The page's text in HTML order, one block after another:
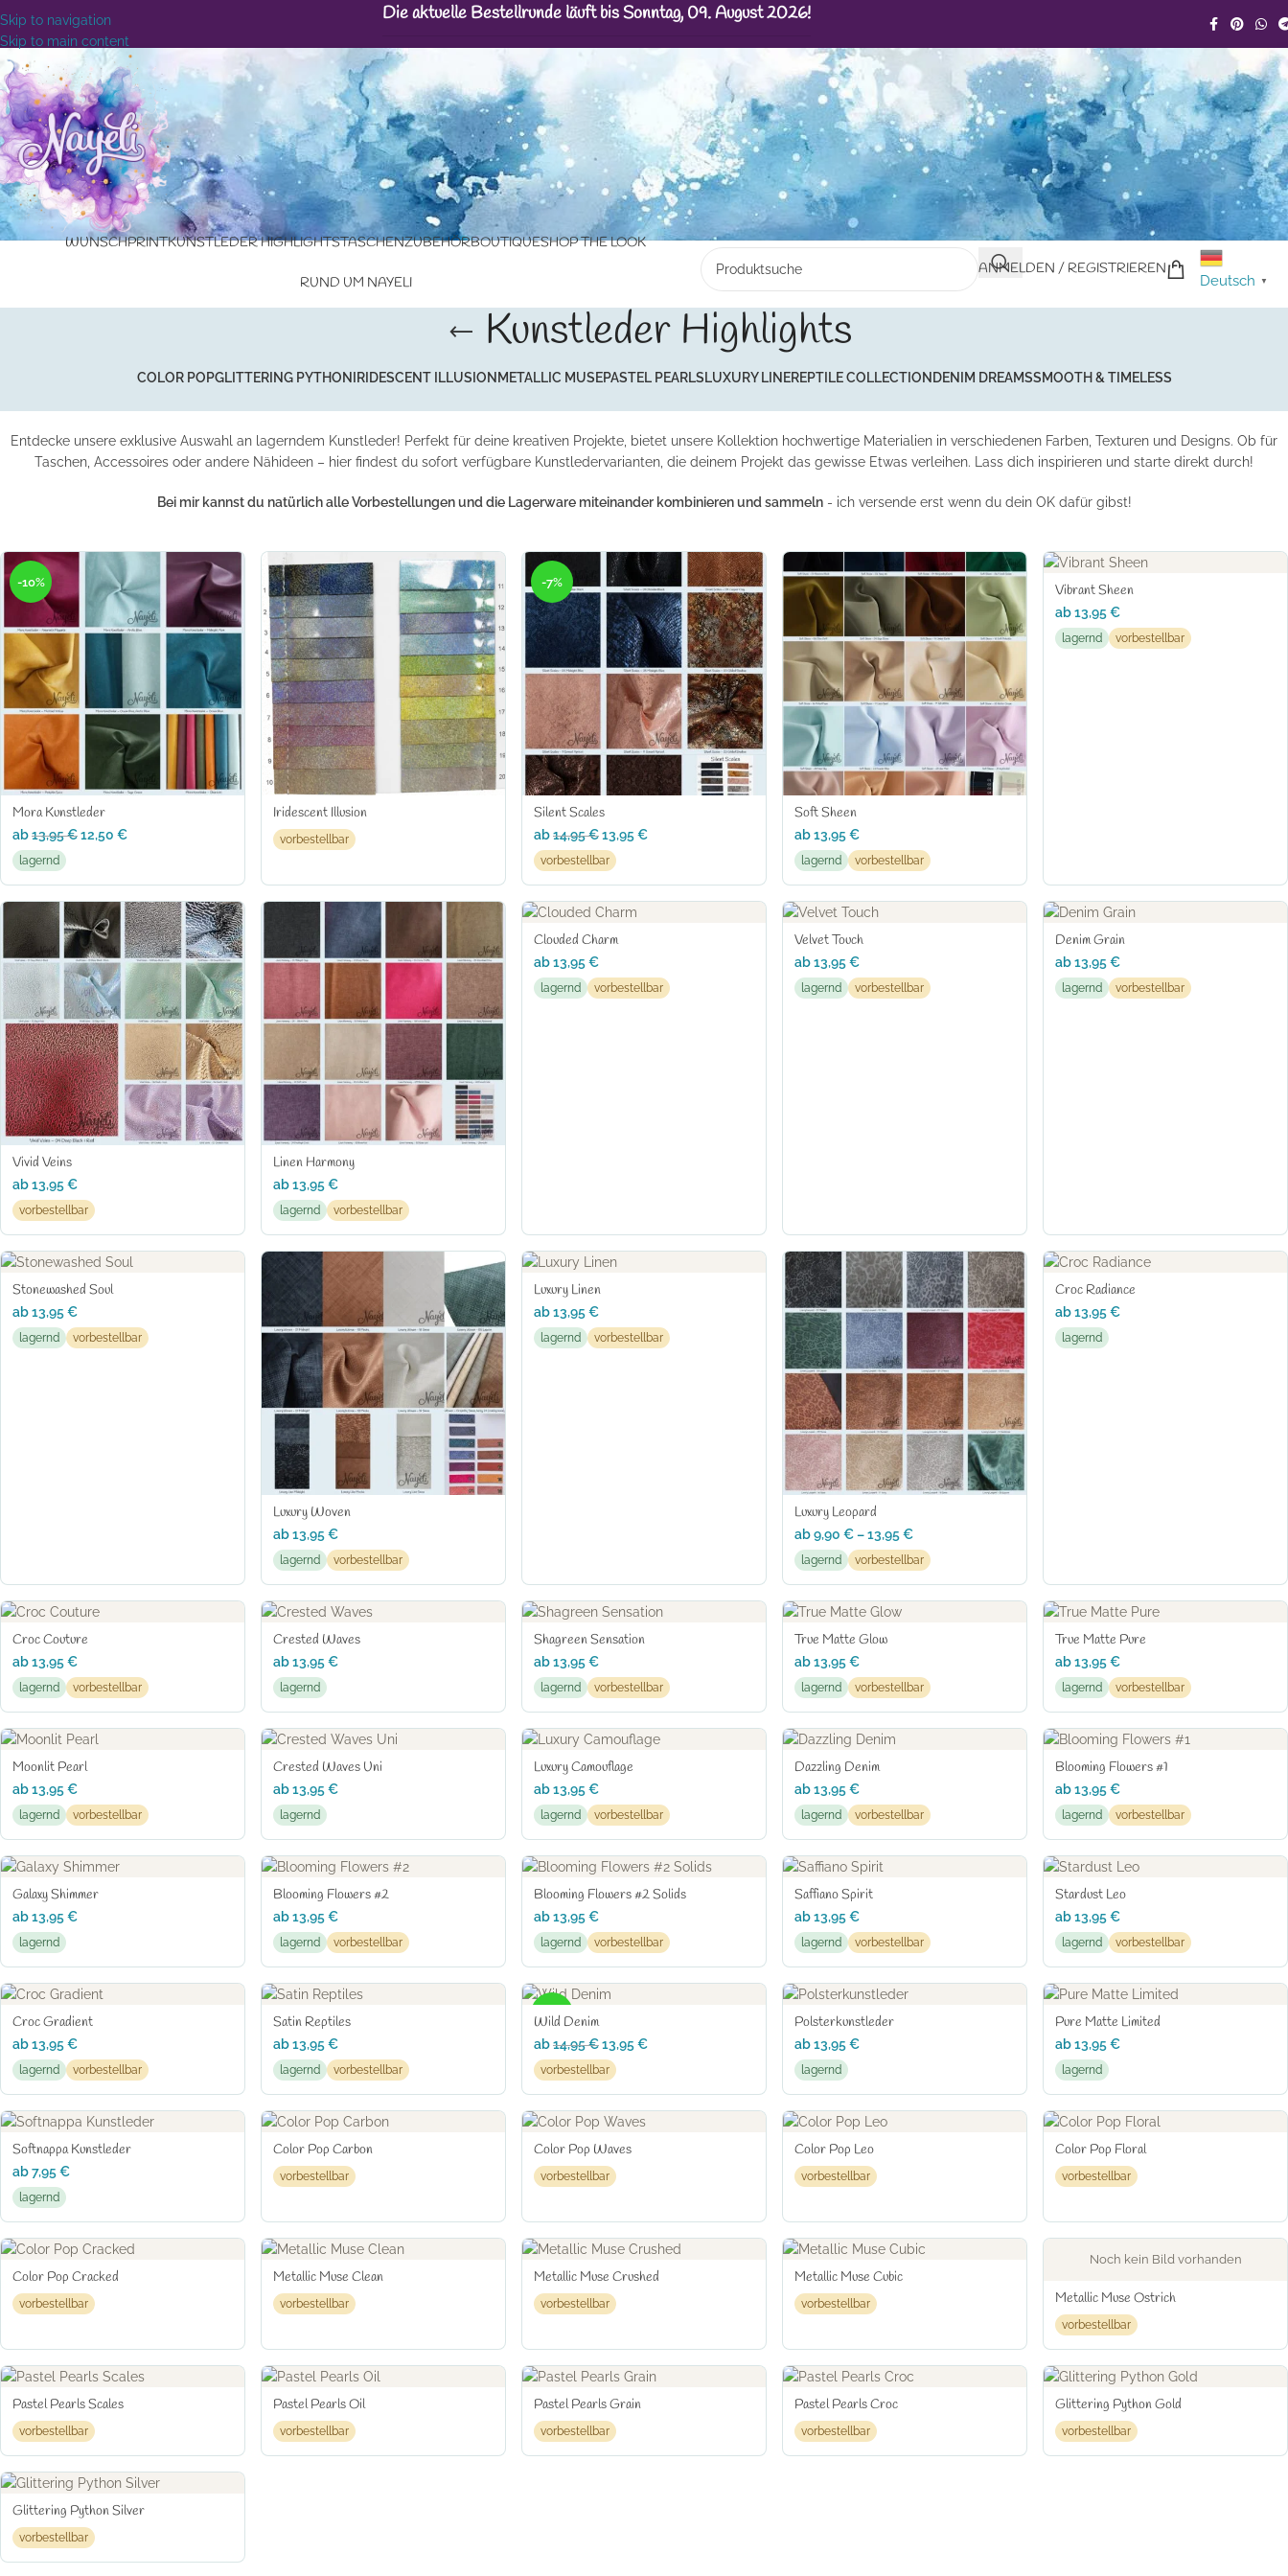
Skip to navigation
Skip to main content
Die aktuelle Bestellrunde läuft bis Sonntag, 09. August 2026!
WUNSCHPRINTKUNSTLEDER HIGHLIGHTSTASCHENZUBEHÖRBOUTIQUESHOP THE LOOK
RUND UM NAYELI
ANMELDEN / REGISTRIEREN
Deutsch ▼
Kunstleder Highlights
COLOR POPGLITTERING PYTHONIRIDESCENT ILLUSIONMETALLIC MUSEPASTEL PEARLSLUXURY LINEREPTILE COLLECTIONDENIM DREAMSSMOOTH & TIMELESS
Entdecke unsere exklusive Auswahl an lagerndem Kunstleder! Perfekt für deine kreativen Projekte, bietet unsere Kollektion hochwertige Materialien in verschiedenen Farben, Texturen und Designs. Ob für
Taschen, Accessoires oder andere Nähideen – hier findest du sofort verfügbare Kunstledervarianten, die deinem Projekt das gewisse Etwas verleihen. Lass dich inspirieren und starte direkt durch!
Bei mir kannst du natürlich alle Vorbestellungen und die Lagerware miteinander kombinieren und sammeln- ich versende erst wenn du dein OK dafür gibst!
-10%
Mora Kunstleder
ab13,95€12,50 €
lagernd
Iridescent Illusion
vorbestellbar
-7%
Silent Scales
ab14,95€13,95€
vorbestellbar
Soft Sheen
ab13,95€
lagernd vorbestellbar
Vibrant Sheen
ab13,95€
lagernd vorbestellbar
Vivid Veins
ab13,95€
vorbestellbar
Linen Harmony
ab13,95€
lagernd vorbestellbar
Clouded Charm
ab13,95€
lagernd vorbestellbar
Velvet Touch
ab13,95€
lagernd vorbestellbar
Denim Grain
ab13,95€
lagernd vorbestellbar
Stonewashed Soul
ab13,95€
lagernd vorbestellbar
Luxury Woven
ab13,95€
lagernd vorbestellbar
Luxury Linen
ab13,95€
lagernd vorbestellbar
Luxury Leopard
ab9,90 €–13,95€
lagernd vorbestellbar
Croc Radiance
ab13,95€
lagernd
Croc Couture
ab13,95€
lagernd vorbestellbar
Crested Waves
ab13,95€
lagernd
Shagreen Sensation
ab13,95€
lagernd vorbestellbar
True Matte Glow
ab13,95€
lagernd vorbestellbar
True Matte Pure
ab13,95€
lagernd vorbestellbar
Moonlit Pearl
ab13,95€
lagernd vorbestellbar
Crested Waves Uni
ab13,95€
lagernd
Luxury Camouflage
ab13,95€
lagernd vorbestellbar
Dazzling Denim
ab13,95€
lagernd vorbestellbar
Blooming Flowers #1
ab13,95€
lagernd vorbestellbar
Galaxy Shimmer
ab13,95€
lagernd
Blooming Flowers #2
ab13,95€
lagernd vorbestellbar
Blooming Flowers #2 Solids
ab13,95€
lagernd vorbestellbar
Saffiano Spirit
ab13,95€
lagernd vorbestellbar
Stardust Leo
ab13,95€
lagernd vorbestellbar
Croc Gradient
ab13,95€
lagernd vorbestellbar
Satin Reptiles
ab13,95€
lagernd vorbestellbar
-7%
Wild Denim
ab14,95€13,95€
vorbestellbar
Polsterkunstleder
ab13,95€
lagernd
Pure Matte Limited
ab13,95€
lagernd
Softnappa Kunstleder
ab7,95€
lagernd
Color Pop Carbon
vorbestellbar
Color Pop Waves
vorbestellbar
Color Pop Leo
vorbestellbar
Color Pop Floral
vorbestellbar
Color Pop Cracked
vorbestellbar
Metallic Muse Clean
vorbestellbar
Metallic Muse Crushed
vorbestellbar
Metallic Muse Cubic
vorbestellbar
Noch kein Bild vorhanden
Metallic Muse Ostrich
vorbestellbar
Pastel Pearls Scales
vorbestellbar
Pastel Pearls Oil
vorbestellbar
Pastel Pearls Grain
vorbestellbar
Pastel Pearls Croc
vorbestellbar
Glittering Python Gold
vorbestellbar
Glittering Python Silver
vorbestellbar